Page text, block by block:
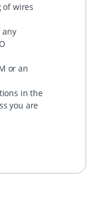
of wires
any
or an
in the
you are